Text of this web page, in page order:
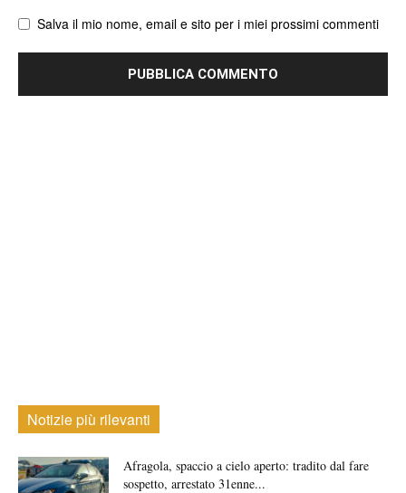
Salva il mio nome, email e sito per i miei prossimi commenti
Notizie più rilevanti
Afragola, spaccio a cielo aperto: tradito dal fare
sospetto, arrestato 31enne...